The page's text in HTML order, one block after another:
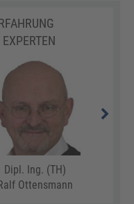
Dipl. Ing. (TH)
Ralf Ottensmann